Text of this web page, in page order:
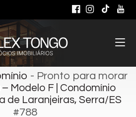
- Pronto para morar
Modelo F | Condomínio
de Laranjeiras, Serra/ES
#788